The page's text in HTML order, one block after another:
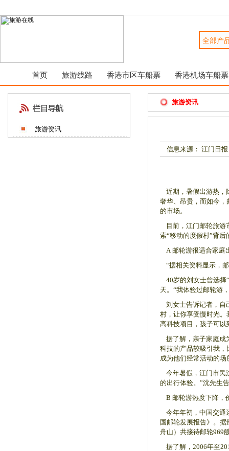
首页 旅游线路 香港市区车船票 香港机场车船票
旅游资讯
旅游资讯
信息来源： 江门日报
近期，暑假出游热，
奢华、昂贵，而如今，
的市场。
目前，江门邮轮旅游
索“移动的度假村”背后
A 邮轮游很适合家庭
“据相关资料显示，
40岁的刘女士曾选择
天。“我体验过邮轮游
刘女士告诉记者，自
村，让你享受慢时光
高科技项目，孩子可
据了解，亲子家庭成
科技的产品较吸引我
成为他们经常活动的
今年暑假，江门市民
的出行体验。”沈先生
B 邮轮游热度下降，
今年年初，中国交通
国邮轮发展报告》。
舟山）共接待邮轮969
据了解，2006年至